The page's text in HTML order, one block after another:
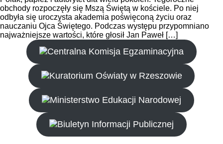
obchody rozpoczęły się Mszą Świętą w kościele. Po niej
odbyła się uroczysta akademia poświęconą życiu oraz
nauczaniu Ojca Świętego. Podczas występu przypomniano
najważniejsze wartości, które głosił Jan Paweł […]